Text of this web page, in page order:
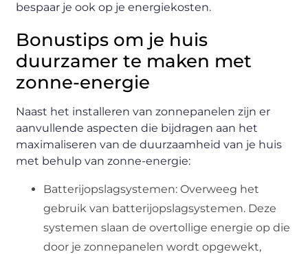
bespaar je ook op je energiekosten.
Bonustips om je huis
duurzamer te maken met
zonne-energie
Naast het installeren van zonnepanelen zijn er
aanvullende aspecten die bijdragen aan het
maximaliseren van de duurzaamheid van je huis
met behulp van zonne-energie:
Batterijopslagsystemen: Overweeg het
gebruik van batterijopslagsystemen. Deze
systemen slaan de overtollige energie op die
door je zonnepanelen wordt opgewekt,